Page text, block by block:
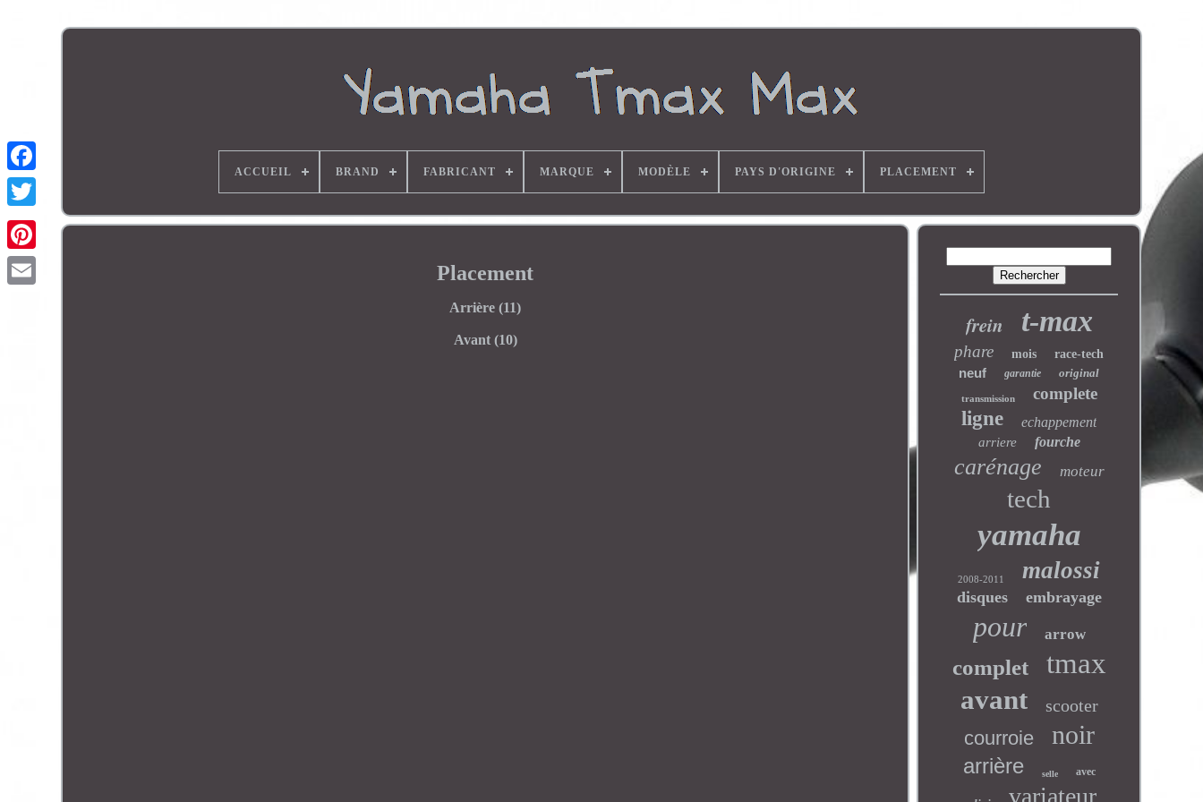
ACCUEIL BRAND FABRICANT MARQUE MODÈLE PAYS D'ORIGINE PLACEMENT
Placement
Arrière (11)
Avant (10)
frein t-max
phare mois race-tech
neuf garantie original
transmission complete
ligne echappement
arriere fourche
carénage moteur
tech
yamaha
2008-2011 malossi
disques embrayage
pour arrow
complet tmax
avant scooter
courroie noir
arrière selle avec
variateur